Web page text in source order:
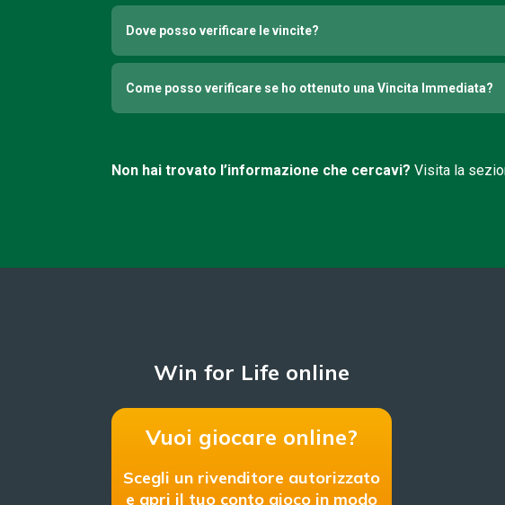
Dove posso verificare le vincite?
Come posso verificare se ho ottenuto una Vincita Immediata?
Non hai trovato l’informazione che cercavi? Visita la
Win for Life online
Vuoi giocare online?
Scegli un rivenditore autorizzato
e apri il tuo conto gioco in modo